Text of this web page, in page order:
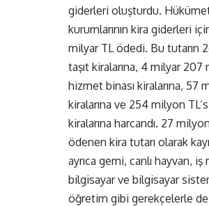
giderleri oluşturdu.
kurumlarının kira giderleri
milyar TL ödedi. Bu tutarın
taşıt kiralarına, 4 milyar 207
hizmet binası kiralarına, 57
kiralarına ve 254 milyon
kiralarına harcandı. 27
ödenen kira tutarı olarak
ayrıca gemi, canlı hayvan, iş
bilgisayar ve bilgisayar
öğretim gibi gerekçelerle